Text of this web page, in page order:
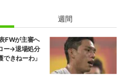
週間
FWが主審へ
ー→退場処分
きねーわ」